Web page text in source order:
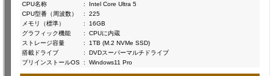
CPU名称
:
Intel Core Ultra 5
CPU型番（周波数）
:
225
メモリ（標準）
:
16GB
グラフィック機能
:
CPUに内蔵
ストレージ容量
:
1TB (M.2 NVMe SSD)
搭載ドライブ
:
DVDスーパーマルチドライブ
プリインストールOS : Windows11 Pro